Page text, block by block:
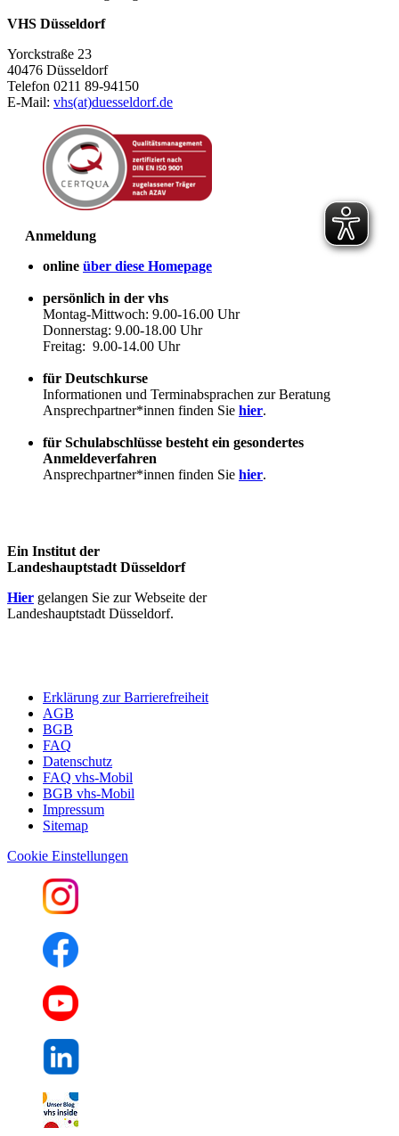
VHS Düsseldorf
Yorckstraße 23
40476 Düsseldorf
Telefon 0211 89-94150
E-Mail: vhs(at)duesseldorf.de
Anmeldung
online über diese Homepage
persönlich in der vhs
Montag-Mittwoch: 9.00-16.00 Uhr
Donnerstag: 9.00-18.00 Uhr
Freitag: 9.00-14.00 Uhr
für Deutschkurse
Informationen und Terminabsprachen zur Beratung
Ansprechpartner*innen finden Sie hier.
für Schulabschlüsse besteht ein gesondertes
Anmeldeverfahren
Ansprechpartner*innen finden Sie hier.
Ein Institut der
Landeshauptstadt Düsseldorf
Hier gelangen Sie zur Webseite der
Landeshauptstadt Düsseldorf.
Erklärung zur Barrierefreiheit
AGB
BGB
FAQ
Datenschutz
FAQ vhs-Mobil
BGB vhs-Mobil
Impressum
Sitemap
Cookie Einstellungen